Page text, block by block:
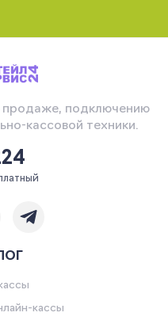
подключению
кассовой техники.
кассы